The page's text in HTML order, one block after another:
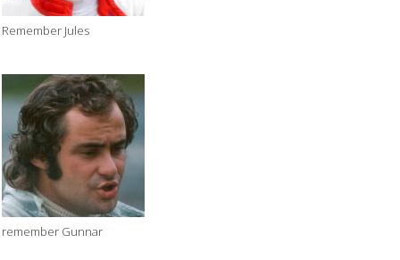
Remember Jules
remember Gunnar